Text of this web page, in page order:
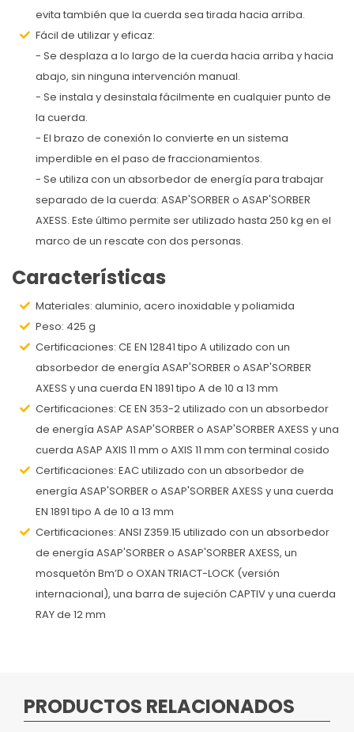
evita también que la cuerda sea tirada hacia arriba.
Fácil de utilizar y eficaz:
- Se desplaza a lo largo de la cuerda hacia arriba y hacia
abajo, sin ninguna intervención manual.
- Se instala y desinstala fácilmente en cualquier punto de
la cuerda.
- El brazo de conexión lo convierte en un sistema
imperdible en el paso de fraccionamientos.
- Se utiliza con un absorbedor de energía para trabajar
separado de la cuerda: ASAP'SORBER o ASAP'SORBER
AXESS. Este último permite ser utilizado hasta 250 kg en el
marco de un rescate con dos personas.
Características
Materiales: aluminio, acero inoxidable y poliamida
Peso: 425 g
Certificaciones: CE EN 12841 tipo A utilizado con un
absorbedor de energía ASAP'SORBER o ASAP'SORBER
AXESS y una cuerda EN 1891 tipo A de 10 a 13 mm
Certificaciones: CE EN 353-2 utilizado con un absorbedor
de energía ASAP ASAP'SORBER o ASAP'SORBER AXESS y una
cuerda ASAP AXIS 11 mm o AXIS 11 mm con terminal cosido
Certificaciones: EAC utilizado con un absorbedor de
energía ASAP'SORBER o ASAP'SORBER AXESS y una cuerda
EN 1891 tipo A de 10 a 13 mm
Certificaciones: ANSI Z359.15 utilizado con un absorbedor
de energía ASAP'SORBER o ASAP'SORBER AXESS, un
mosquetón Bm’D o OXAN TRIACT-LOCK (versión
internacional), una barra de sujeción CAPTIV y una cuerda
RAY de 12 mm
PRODUCTOS RELACIONADOS